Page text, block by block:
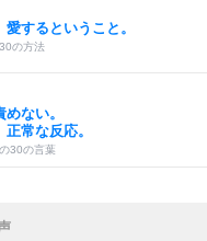
するということ。
の方法
ない。
常な反応。
30の言葉